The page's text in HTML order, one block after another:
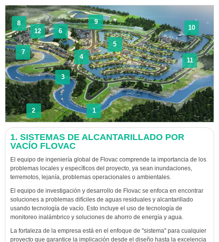
1
2
3
4
5
6
7
8 9
10
11
12
1. SISTEMAS DE ALCANTARILLADO POR
VACÍO FLOVAC
El equipo de ingeniería global de Flovac comprende la importancia de los
problemas locales y específicos del proyecto, ya sean inundaciones,
terremotos, lejanía, problemas operacionales o ambientales.
El equipo de investigación y desarrollo de Flovac se enfoca en encontrar
soluciones a problemas difíciles de aguas residuales y alcantarillado
usando tecnología de vacío. Esto incluye el uso de tecnología de
monitoreo inalámbrico y soluciones de ahorro de energía y agua.
La fortaleza de la empresa está en el enfoque de "sistema" para cualquier
proyecto que garantice la implicación desde el diseño hasta la excelencia